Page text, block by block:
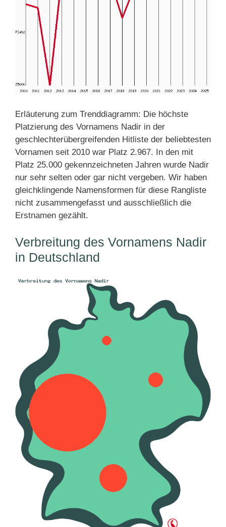
Erläuterung zum Trenddiagramm: Die höchste
Platzierung des Vornamens Nadir in der
geschlechterübergreifenden Hitliste der beliebtesten
Vornamen seit 2010 war Platz 2.967. In den mit
Platz 25.000 gekennzeichneten Jahren wurde Nadir
nur sehr selten oder gar nicht vergeben. Wir haben
gleichklingende Namensformen für diese Rangliste
nicht zusammengefasst und ausschließlich die
Erstnamen gezählt.
Verbreitung des Vornamens Nadir
in Deutschland